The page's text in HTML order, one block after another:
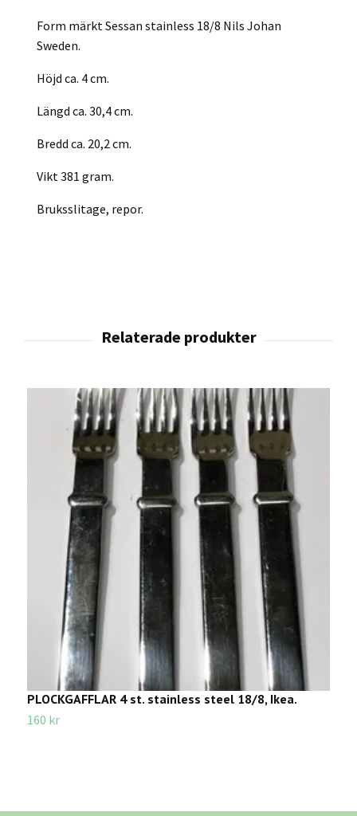
Form märkt Sessan stainless 18/8 Nils Johan
Sweden.
Höjd ca. 4 cm.
Längd ca. 30,4 cm.
Bredd ca. 20,2 cm.
Vikt 381 gram.
Bruksslitage, repor.
PLOCKGAFFLAR 4 st. stainless steel 18/8, Ikea.
160 kr